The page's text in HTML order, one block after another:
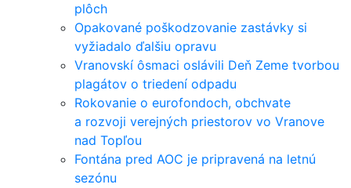
plôch
Opakované poškodzovanie zastávky si
vyžiadalo ďalšiu opravu
Vranovskí ôsmaci oslávili Deň Zeme tvorbou
plagátov o triedení odpadu
Rokovanie o eurofondoch, obchvate
a rozvoji verejných priestorov vo Vranove
nad Topľou
Fontána pred AOC je pripravená na letnú
sezónu